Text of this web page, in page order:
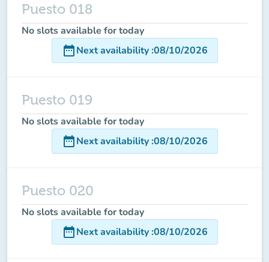
Puesto 018
No slots available for today
date_rangeNext availability:08/10/2026
Puesto 019
No slots available for today
date_rangeNext availability:08/10/2026
Puesto 020
No slots available for today
date_rangeNext availability:08/10/2026